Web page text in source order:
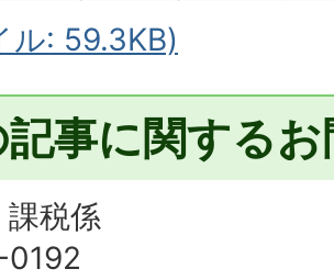
ル: 59.3KB)
記事に関する
税係